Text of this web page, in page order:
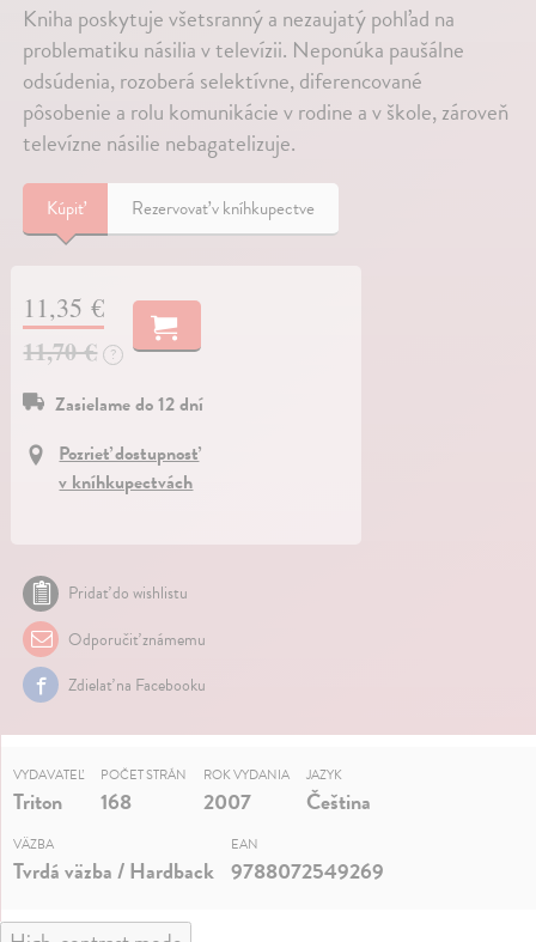
Kniha poskytuje všetsranný a nezaujatý pohľad na
problematiku násilia v televízii. Neponúka paušálne
odsúdenia, rozoberá selektívne, diferencované
pôsobenie a rolu komunikácie v rodine a v škole, zároveň
televízne násilie nebagatelizuje.
Kúpiť Rezervovať v kníhkupectve
11,35 €
11,70 €
?
Zasielame do 12 dní
Pozrieť dostupnosť
v kníhkupectvách
Pridať do wishlistu
Odporučiť známemu
Zdielať na Facebooku
VYDAVATEĽ
Triton
POČET STRÁN
168
ROK VYDANIA
2007
JAZYK
Čeština
VÄZBA
Tvrdá väzba / Hardback
EAN
9788072549269